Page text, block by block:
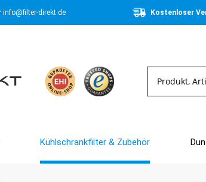
info@filter-direkt.de Kostenloser
Kühlschrankfilter & Zubehör